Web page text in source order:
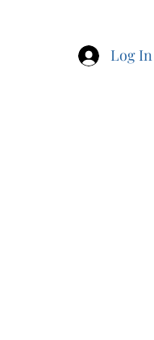
Log In